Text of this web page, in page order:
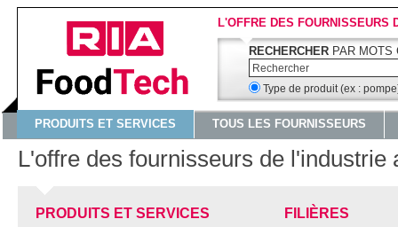
L'OFFRE DES FOURNISSEURS
RECHERCHER PAR MOTS
Type de produit (ex :
PRODUITS ET SERVICES TOUS LES FOURNISSEURS
L'offre des fournisseurs de l'industrie
PRODUITS ET SERVICES FILIÈRES